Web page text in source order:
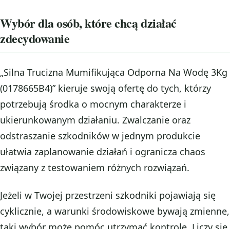
Wybór dla osób, które chcą działać
zdecydowanie
„Silna Trucizna Mumifikująca Odporna Na Wodę 3Kg
(0178665B4)” kieruje swoją ofertę do tych, którzy
potrzebują środka o mocnym charakterze i
ukierunkowanym działaniu. Zwalczanie oraz
odstraszanie szkodników w jednym produkcie
ułatwia zaplanowanie działań i ogranicza chaos
związany z testowaniem różnych rozwiązań.
Jeżeli w Twojej przestrzeni szkodniki pojawiają się
cyklicznie, a warunki środowiskowe bywają zmienne,